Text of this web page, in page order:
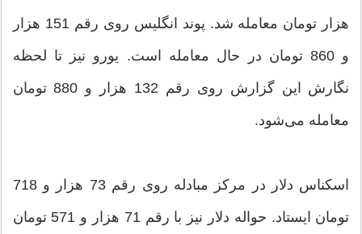
هزار تومان معامله شد. پوند انگلیس روی رقم 151 هزار
و 860 تومان در حال معامله است. یورو نیز تا لحظه
نگارش این گزارش روی رقم 132 هزار و 880 تومان
معامله می‌شود.
اسکناس دلار در مرکز مبادله روی رقم 73 هزار و 718
تومان ایستاد. حواله دلار نیز با رقم 71 هزار و 571 تومان